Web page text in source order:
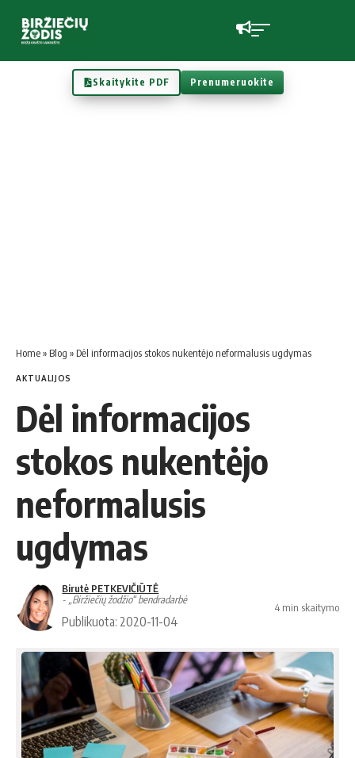
Skaitykite PDF Prenumeruokite
Home» Blog » Dėl informacijos stokos nukentėjo neformalusis ugdymas
AKTUALIJOS
Dėl informacijos
stokos nukentėjo
neformalusis
ugdymas
Birutė PETKEVIČIŪTĖ
- „Biržiečių žodžio“ bendradarbė
Publikuota: 2020-11-04
4 min skaitymo